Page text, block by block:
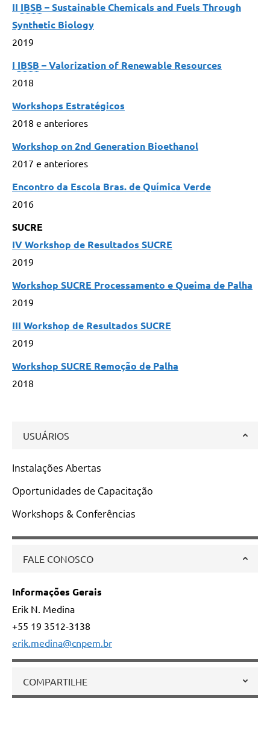
II IBSB – Sustainable Chemicals and Fuels Through
Synthetic Biology
2019
I IBSB – Valorization of Renewable Resources
2018
Workshops Estratégicos
2018 e anteriores
Workshop on 2nd Generation Bioethanol
2017 e anteriores
Encontro da Escola Bras. de Química Verde
2016
SUCRE
IV Workshop de Resultados SUCRE
2019
Workshop SUCRE Processamento e Queima de Palha
2019
III Workshop de Resultados SUCRE
2019
Workshop SUCRE Remoção de Palha
2018
USUÁRIOS
Instalações Abertas
Oportunidades de Capacitação
Workshops & Conferências
FALE CONOSCO
Informações Gerais
Erik N. Medina
+55 19 3512-3138
erik.medina@cnpem.br
COMPARTILHE